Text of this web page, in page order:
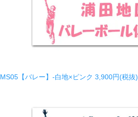
MS05【バレー】-白地×ピンク 3,900円(税抜)